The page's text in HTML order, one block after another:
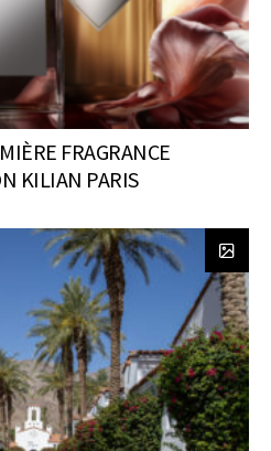
FRAGRANCE
KILIAN PARIS